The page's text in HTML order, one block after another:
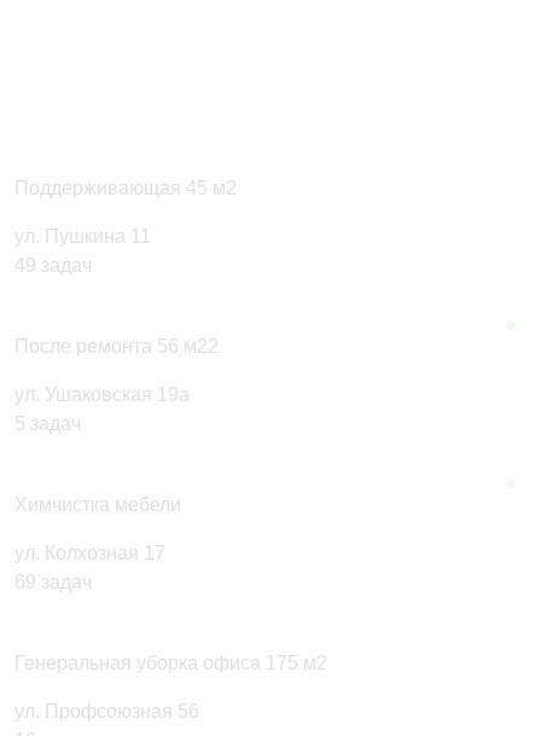
Поддерживающая 45 м2
ул. Пушкина 11
После ремонта 56 м22
ул. Ушаковская 19а
Химчистка мебели
ул. Колхозная 17
Генеральная уборка офиса 175 м2
ул. Профсоюзная 56